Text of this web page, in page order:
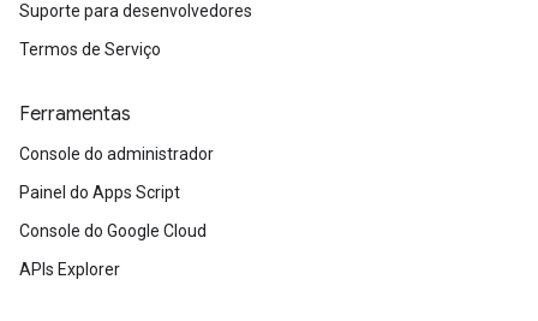
Suporte para desenvolvedores
Termos de Serviço
Ferramentas
Console do administrador
Painel do Apps Script
Console do Google Cloud
APIs Explorer